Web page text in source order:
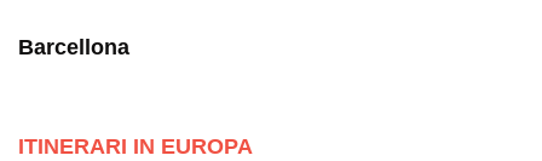
Barcellona
ITINERARI IN EUROPA